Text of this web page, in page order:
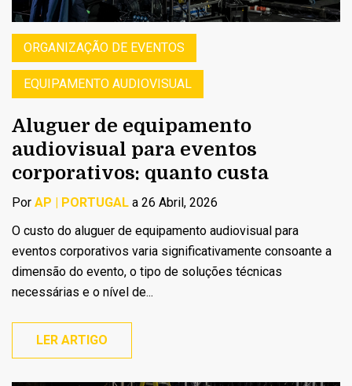
ORGANIZAÇÃO DE EVENTOS
EQUIPAMENTO AUDIOVISUAL
Aluguer de equipamento
audiovisual para eventos
corporativos: quanto custa
Por AP | PORTUGAL a 26 Abril, 2026
O custo do aluguer de equipamento audiovisual para
eventos corporativos varia significativamente consoante a
dimensão do evento, o tipo de soluções técnicas
necessárias e o nível de...
LER ARTIGO